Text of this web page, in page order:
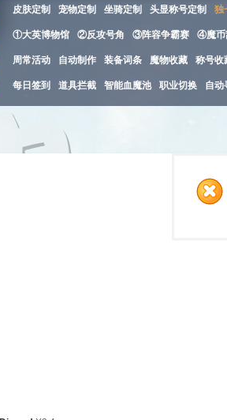
皮肤定制 宠物定制 坐骑定制 头显称号定制 独
①大英博物馆 ②反攻号角 ③阵容争霸赛 ④魔币
周常活动 自动制作 装备词条 魔物收藏 称号收
每日签到 道具拦截 智能血魔池 职业切换 自动